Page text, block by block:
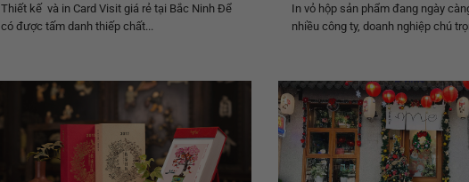
Thiết kế và in Card Visit giá rẻ tại Bắc Ninh Để
có được tấm danh thiếp chất...
In vỏ hộp sản phẩm đang ngày
nhiều công ty, doanh nghiệp chú